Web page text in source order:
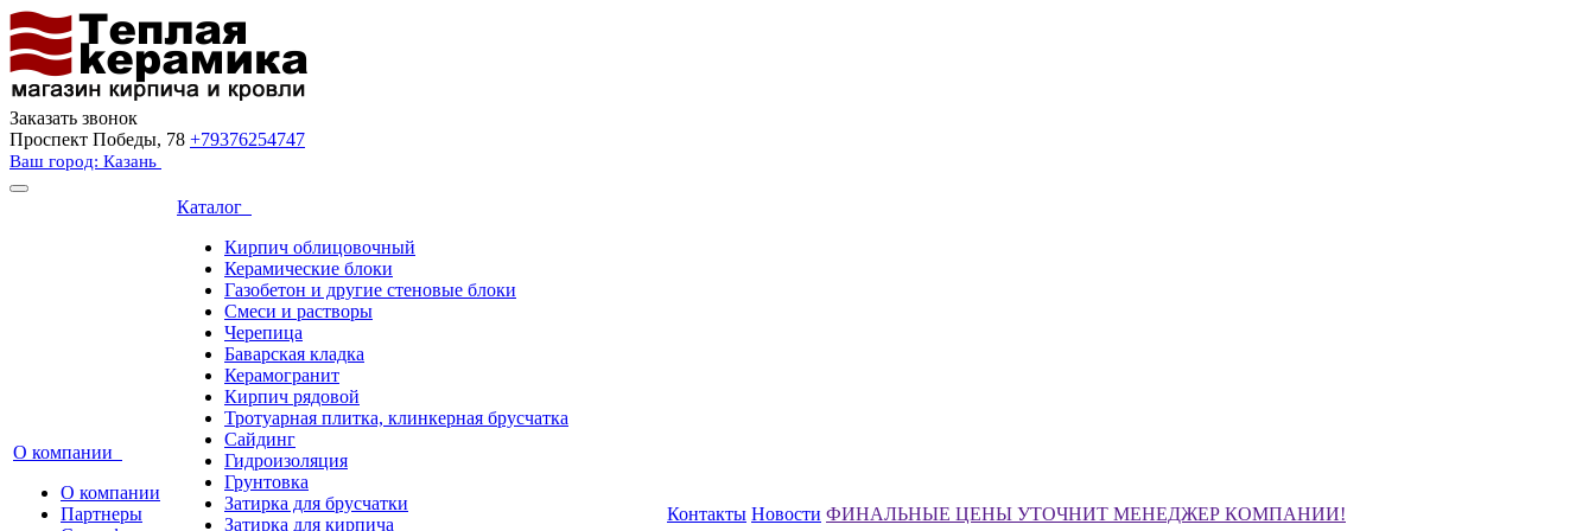
Заказать звонок
Проспект Победы, 78 +79376254747
Ваш город: Казань
О компании
О компании
Партнеры
Каталог
Кирпич облицовочный
Керамические блоки
Газобетон и другие стеновые блоки
Смеси и растворы
Черепица
Баварская кладка
Керамогранит
Кирпич рядовой
Тротуарная плитка, клинкерная брусчатка
Сайдинг
Гидроизоляция
Грунтовка
Затирка для брусчатки
Затирка для кирпича
Контакты Новости ФИНАЛЬНЫЕ ЦЕНЫ УТОЧНИТ МЕНЕДЖЕР КОМПАНИИ!